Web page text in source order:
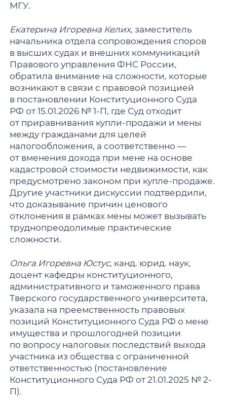
МГУ.
Екатерина Игоревна Келих, заместитель
начальника отдела сопровождения споров
в высших судах и внешних коммуникаций
Правового управления ФНС России,
обратила внимание на сложности, которые
возникают в связи с правовой позицией
в постановлении Конституционного Суда
РФ от 15.01.2026 № 1-П, где Суд отходит
от приравнивания купли-продажи и мены
между гражданами для целей
налогообложения, а соответственно —
от вменения дохода при мене на основе
кадастровой стоимости недвижимости, как
предусмотрено законом при купле-продаже.
Другие участники дискуссии подтвердили,
что доказывание причин ценового
отклонения в рамках мены может вызывать
труднопреодолимые практические
сложности.
Ольга Игоревна Юстус, канд. юрид. наук,
доцент кафедры конституционного,
административного и таможенного права
Тверского государственного университета,
указала на преемственность правовых
позиций Конституционного Суда РФ о мене
имущества и прошлогодней позиции
по вопросу налоговых последствий выхода
участника из общества с ограниченной
ответственностью (постановление
Конституционного Суда РФ от 21.01.2025 № 2-
П).